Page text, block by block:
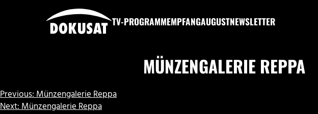
TV-PROGRAMMEMPFANGAUGUSTNEWSLETTER
MÜNZENGALERIE REPPA
BEITRAGSNAVIGATION
Previous:Münzengalerie Reppa
Next:Münzengalerie Reppa